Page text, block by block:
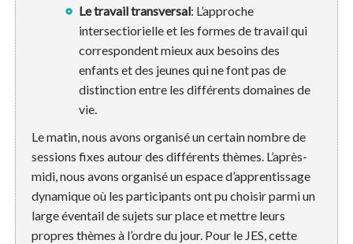
Le travail transversal: L’approche
intersectiorielle et les formes de travail qui
correspondent mieux aux besoins des
enfants et des jeunes qui ne font pas de
distinction entre les différents domaines de
vie.
Le matin, nous avons organisé un certain nombre de
sessions fixes autour des différents thèmes. L’après-
midi, nous avons organisé un espace d’apprentissage
dynamique où les participants ont pu choisir parmi un
large éventail de sujets sur place et mettre leurs
propres thèmes à l’ordre du jour. Pour le JES, cette